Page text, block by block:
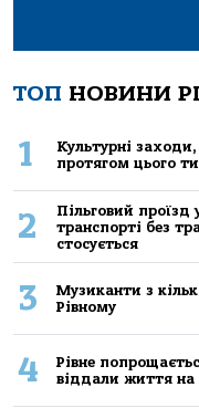
ТОП НОВИНИ
1
Культурні
протягом цього
2
Пільговий проїзд
транспорті без
стосується
3
Музиканти з
Рівному
4
Рівне
віддали життя на